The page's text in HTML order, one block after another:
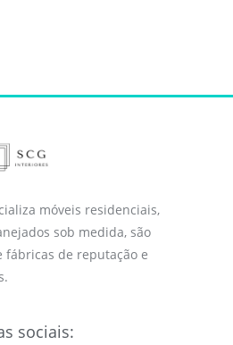
móveis residenciais,
sob medida, são
fábricas de reputação e
sociais: